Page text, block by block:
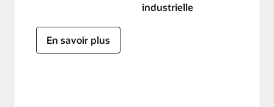
industrielle
En savoir plus